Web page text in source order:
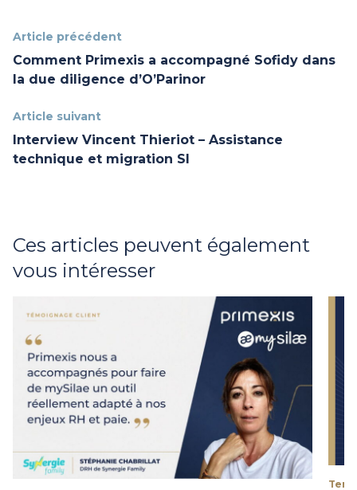
Article précédent
Comment Primexis a accompagné Sofidy dans
la due diligence d’O’Parinor
Article suivant
Interview Vincent Thieriot – Assistance
technique et migration SI
Ces articles peuvent également
vous intéresser